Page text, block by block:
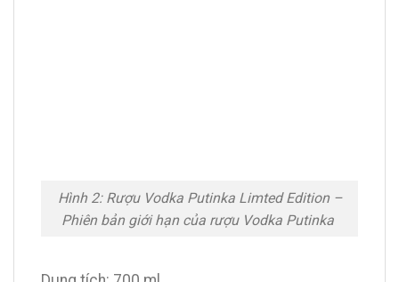
Hình 2: Rượu Vodka Putinka Limted Edition –
Phiên bản giới hạn của rượu Vodka Putinka